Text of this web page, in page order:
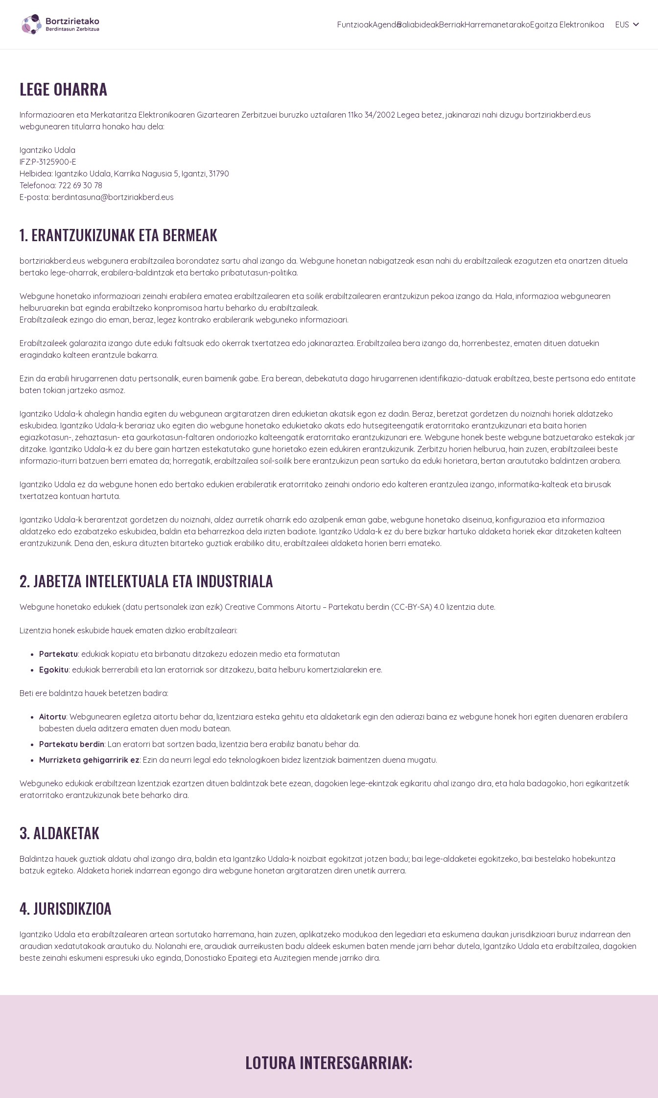
FuntzioakAgendaBaliabideakBerriakHarremanetarakoEgoitza Elektronikoa EUS
LEGE OHARRA
Informazioaren eta Merkataritza Elektronikoaren Gizartearen Zerbitzuei buruzko uztailaren 11ko 34/2002 Legea betez, jakinarazi nahi dizugu bortziriakberd.eus
webgunearen titularra honako hau dela:
Igantziko Udala
IFZ:P-3125900-E
Helbidea: Igantziko Udala, Karrika Nagusia 5, Igantzi, 31790
Telefonoa: 722 69 30 78
E-posta: berdintasuna@bortziriakberd.eus
1. ERANTZUKIZUNAK ETA BERMEAK
bortziriakberd.eus webgunera erabiltzailea borondatez sartu ahal izango da. Webgune honetan nabigatzeak esan nahi du erabiltzaileak ezagutzen eta onartzen dituela
bertako lege-oharrak, erabilera-baldintzak eta bertako pribatutasun-politika.
Webgune honetako informazioari zeinahi erabilera ematea erabiltzailearen eta soilik erabiltzailearen erantzukizun pekoa izango da. Hala, informazioa webgunearen
helburuarekin bat eginda erabiltzeko konpromisoa hartu beharko du erabiltzaileak.
Erabiltzaileak ezingo dio eman, beraz, legez kontrako erabilerarik webguneko informazioari.
Erabiltzaileek galarazita izango dute eduki faltsuak edo okerrak txertatzea edo jakinaraztea. Erabiltzailea bera izango da, horrenbestez, ematen dituen datuekin
eragindako kalteen erantzule bakarra.
Ezin da erabili hirugarrenen datu pertsonalik, euren baimenik gabe. Era berean, debekatuta dago hirugarrenen identifikazio-datuak erabiltzea, beste pertsona edo entitate
baten tokian jartzeko asmoz.
Igantziko Udala-k ahalegin handia egiten du webgunean argitaratzen diren edukietan akatsik egon ez dadin. Beraz, beretzat gordetzen du noiznahi horiek aldatzeko
eskubidea. Igantziko Udala-k berariaz uko egiten dio webgune honetako edukietako akats edo hutsegiteengatik eratorritako erantzukizunari eta baita horien
egiazkotasun-, zehaztasun- eta gaurkotasun-faltaren ondoriozko kalteengatik eratorritako erantzukizunari ere. Webgune honek beste webgune batzuetarako estekak jar
ditzake. Igantziko Udala-k ez du bere gain hartzen estekatutako gune horietako ezein edukiren erantzukizunik. Zerbitzu horien helburua, hain zuzen, erabiltzaileei beste
informazio-iturri batzuen berri ematea da; horregatik, erabiltzailea soil-soilik bere erantzukizun pean sartuko da eduki horietara, bertan araututako baldintzen arabera.
Igantziko Udala ez da webgune honen edo bertako edukien erabileratik eratorritako zeinahi ondorio edo kalteren erantzulea izango, informatika-kalteak eta birusak
txertatzea kontuan hartuta.
Igantziko Udala-k berarentzat gordetzen du noiznahi, aldez aurretik oharrik edo azalpenik eman gabe, webgune honetako diseinua, konfigurazioa eta informazioa
aldatzeko edo ezabatzeko eskubidea, baldin eta beharrezkoa dela irizten badiote. Igantziko Udala-k ez du bere bizkar hartuko aldaketa horiek ekar ditzaketen kalteen
erantzukizunik. Dena den, eskura dituzten bitarteko guztiak erabiliko ditu, erabiltzaileei aldaketa horien berri emateko.
2. JABETZA INTELEKTUALA ETA INDUSTRIALA
Webgune honetako edukiek (datu pertsonalek izan ezik) Creative Commons Aitortu – Partekatu berdin (CC-BY-SA) 4.0 lizentzia dute.
Lizentzia honek eskubide hauek ematen dizkio erabiltzaileari:
Partekatu: edukiak kopiatu eta birbanatu ditzakezu edozein medio eta formatutan
Egokitu: edukiak berrerabili eta lan eratorriak sor ditzakezu, baita helburu komertzialarekin ere.
Beti ere baldintza hauek betetzen badira:
Aitortu: Webgunearen egiletza aitortu behar da, lizentziara esteka gehitu eta aldaketarik egin den adierazi baina ez webgune honek hori egiten duenaren erabilera
babesten duela aditzera ematen duen modu batean.
Partekatu berdin: Lan eratorri bat sortzen bada, lizentzia bera erabiliz banatu behar da.
Murrizketa gehigarririk ez: Ezin da neurri legal edo teknologikoen bidez lizentziak baimentzen duena mugatu.
Webguneko edukiak erabiltzean lizentziak ezartzen dituen baldintzak bete ezean, dagokien lege-ekintzak egikaritu ahal izango dira, eta hala badagokio, hori egikaritzetik
eratorritako erantzukizunak bete beharko dira.
3. ALDAKETAK
Baldintza hauek guztiak aldatu ahal izango dira, baldin eta Igantziko Udala-k noizbait egokitzat jotzen badu; bai lege-aldaketei egokitzeko, bai bestelako hobekuntza
batzuk egiteko. Aldaketa horiek indarrean egongo dira webgune honetan argitaratzen diren unetik aurrera.
4. JURISDIKZIOA
Igantziko Udala eta erabiltzailearen artean sortutako harremana, hain zuzen, aplikatzeko modukoa den legediari eta eskumena daukan jurisdikzioari buruz indarrean den
araudian xedatutakoak arautuko du. Nolanahi ere, araudiak aurreikusten badu aldeek eskumen baten mende jarri behar dutela, Igantziko Udala eta erabiltzailea, dagokien
beste zeinahi eskumeni espresuki uko eginda, Donostiako Epaitegi eta Auzitegien mende jarriko dira.
LOTURA INTERESGARRIAK: